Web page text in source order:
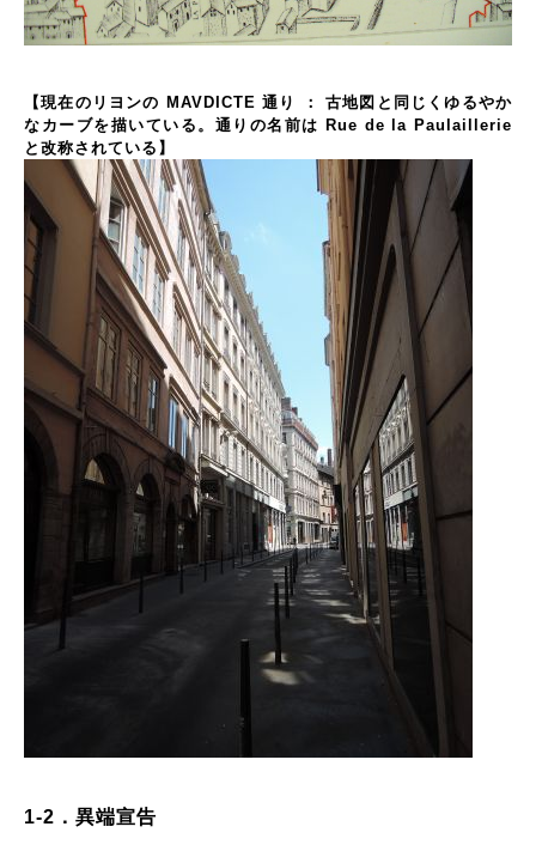
【現在のリヨンの MAVDICTE 通り ： 古地図と同じくゆるやか
なカーブを描いている。通りの名前は Rue de la Paulaillerie
と改称されている】
1-2 ．異端宣告